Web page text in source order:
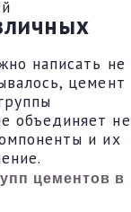
написать не
цемент
объединяет не
и их
цементов в